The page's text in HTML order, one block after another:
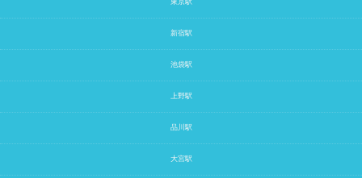
新宿駅
池袋駅
上野駅
品川駅
大宮駅